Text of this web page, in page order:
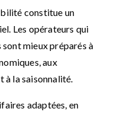
constitue un
Les opérateurs qui
mieux préparés à
aux
à la saisonnalité.
adaptées, en